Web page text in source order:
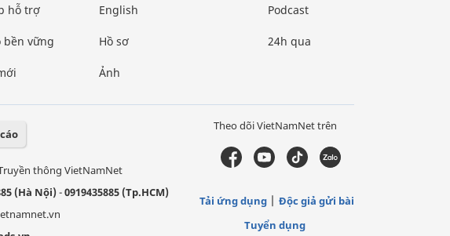
hỗ trợ
bền vững
English
Hồ sơ
Ảnh
Podcast
24h qua
thông VietNamNet
(Hà Nội)-0919435885 (Tp.HCM)
Theo dõi VietNamNet trên
Tải ứng dụng
Độc giả gửi bài
Tuyển dụng